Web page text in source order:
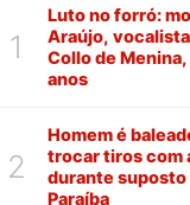
1
Luto no forró:
Araújo,
Collo de
anos
2
Homem é
trocar tiros com
durante suposto
Paraíba